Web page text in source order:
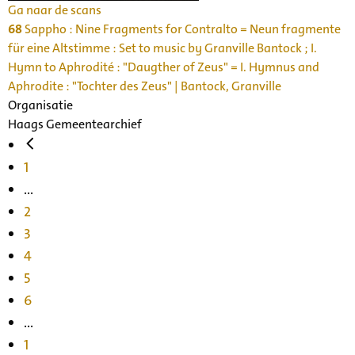
Ga naar de scans
68Sappho : Nine Fragments for Contralto = Neun fragmente
für eine Altstimme : Set to music by Granville Bantock ; I.
Hymn to Aphrodité : "Daugther of Zeus" = I. Hymnus and
Aphrodite : "Tochter des Zeus" | Bantock, Granville
Organisatie
Haags Gemeentearchief
1
...
2
3
4
5
6
...
1